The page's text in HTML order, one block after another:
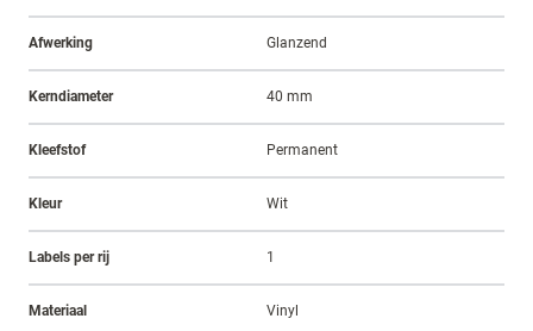
Afwerking Glanzend
Kerndiameter 40 mm
Kleefstof Permanent
Kleur Wit
Labels per rij 1
Materiaal Vinyl